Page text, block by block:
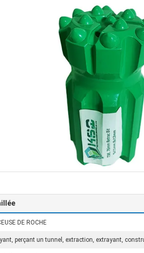
DE ROCHE
perçant un tunnel, extraction, extrayant,